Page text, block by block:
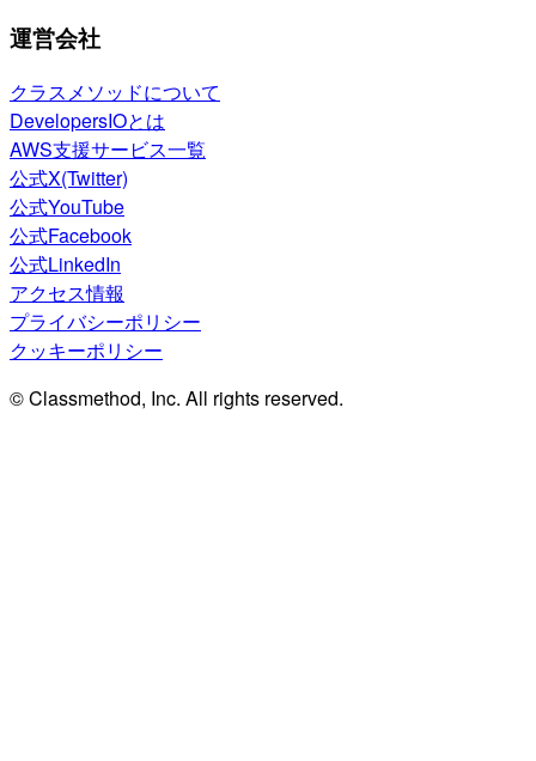
運営会社
クラスメソッドについて
DevelopersIOとは
AWS支援サービス一覧
公式X(Twitter)
公式YouTube
公式Facebook
公式LinkedIn
アクセス情報
プライバシーポリシー
クッキーポリシー
© Classmethod, Inc. All rights reserved.